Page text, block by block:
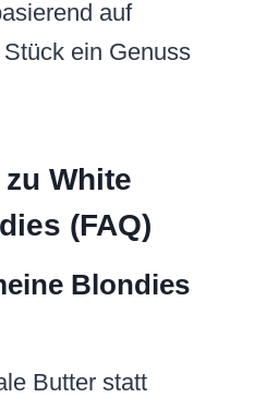
zu viel Wasser, das
Backzeit oder
Löse es:
backe nur bis
mit feuchten
anpassen?
Eier sind ok. Vegan: